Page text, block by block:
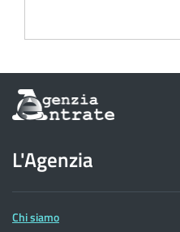
Informazioni
sul
dell'Agenzia
delle
Entrate
L'Agenzia
Chi siamo